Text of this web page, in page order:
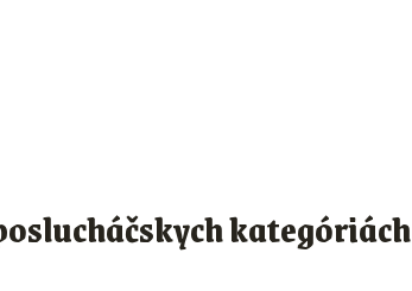
kategóriách